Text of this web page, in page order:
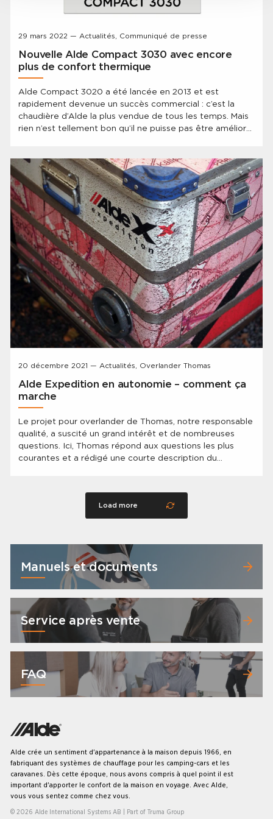
29 mars 2022 — Actualités, Communiqué de presse
Nouvelle Alde Compact 3030 avec encore
plus de confort thermique
Alde Compact 3020 a été lancée en 2013 et est
rapidement devenue un succès commercial : c’est la
chaudière d’Alde la plus vendue de tous les temps. Mais
rien n’est tellement bon qu’il ne puisse pas être amélioré
confort thermique.
20 décembre 2021 — Actualités, Overlander Thomas
Alde Expedition en autonomie – comment ça
marche
Le projet pour overlander de Thomas, notre responsable
qualité, a suscité un grand intérêt et de nombreuses
questions. Ici, Thomas répond aux questions les plus
courantes et a rédigé une courte description du
Load more
Manuels et documents
Service après vente
FAQ
Alde crée un sentiment d'appartenance à la maison depuis 1966, en
fabriquant des systèmes de chauffage pour les camping-cars et les
caravanes. Dès cette époque, nous avons compris à quel point il est
important d'apporter le confort de la maison en voyage. Avec Alde,
vous vous sentez comme chez vous.
© 2026 Alde International Systems AB | Part of Truma Group